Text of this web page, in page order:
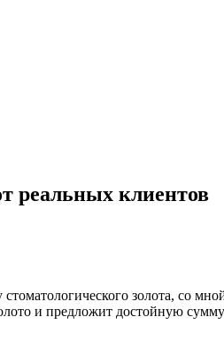
реальных клиентов
золота, со
и предложит достойную